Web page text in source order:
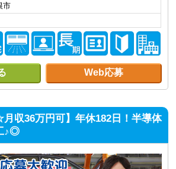
市
Web応募
月収36万円可】年休182日！半導体
♪◎